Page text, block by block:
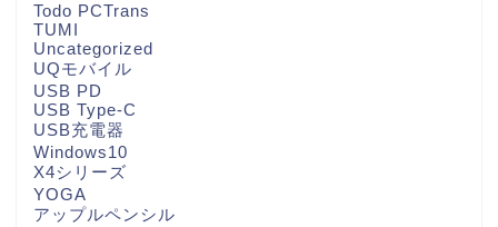
Todo PCTrans
TUMI
Uncategorized
UQモバイル
USB PD
USB Type-C
USB充電器
Windows10
X4シリーズ
YOGA
アップルペンシル